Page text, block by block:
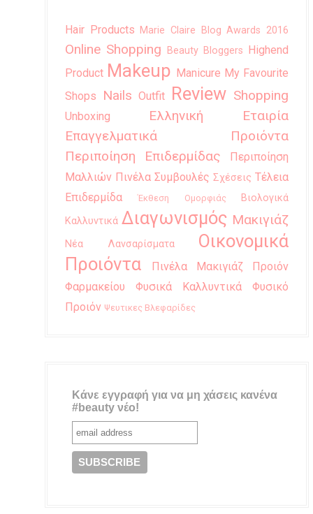
Hair Products Marie Claire Blog Awards 2016
Online Shopping Beauty Bloggers
Highend
Product Makeup Manicure My Favourite
Shops
Nails Outfit Review Shopping
Unboxing
Ελληνική Εταιρία
Επαγγελματικά Προιόντα
Περιποίηση Επιδερμίδας
Περιποίηση
Μαλλιών Πινέλα Συμβουλές Σχέσεις Τέλεια
Επιδερμίδα
Έκθεση Ομορφιάς
Βιολογικά
Καλλυντικά Διαγωνισμός Μακιγιάζ
Νέα Λανσαρίσματα
Οικονομικά
Προιόντα
Πινέλα Μακιγιάζ
Προιόν
Φαρμακείου
Φυσικά Καλλυντικά
Φυσικό
Προιόν Ψευτικες Βλεφαρίδες
Κάνε εγγραφή για να μη χάσεις κανένα
#beauty νέο!